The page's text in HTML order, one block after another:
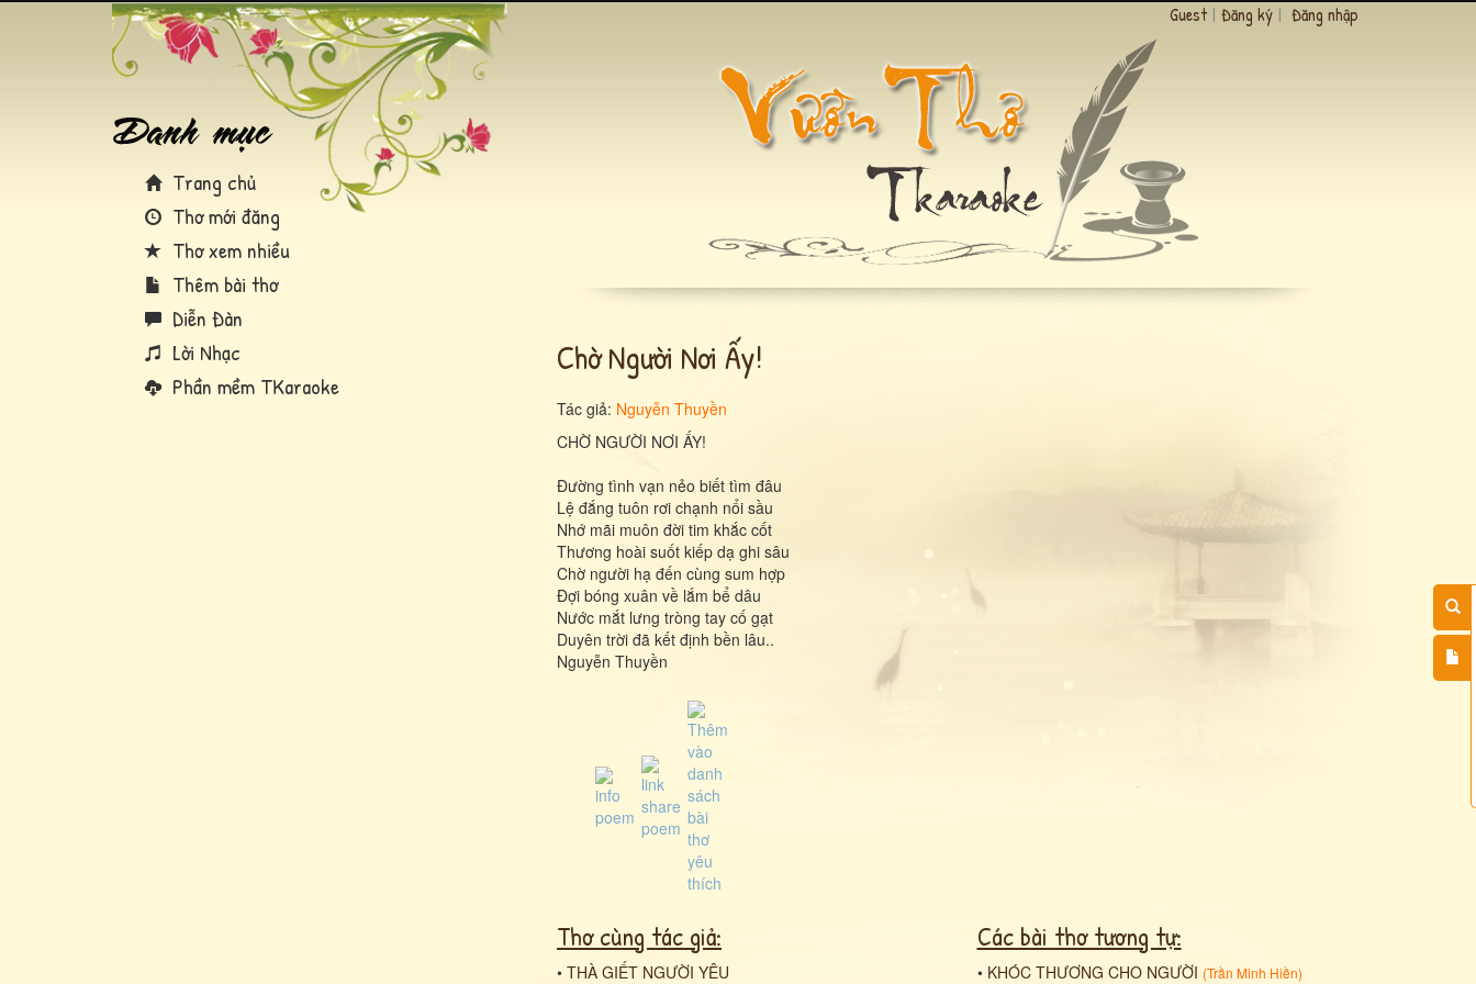
Trang chủ
Thơ mới đăng
Thơ xem nhiều
Thêm bài thơ
Diễn Đàn
Lời Nhạc
Phần mềm TKaraoke
Guest | Đăng ký | Đăng nhập
Chờ Người Nơi Ấy!
Tác giả: Nguyễn Thuyền
CHỜ NGƯỜI NƠI ẤY!
Đường tình vạn nẻo biết tìm đâu
Lệ đắng tuôn rơi chạnh nổi sầu
Nhớ mãi muôn đời tim khắc cốt
Thương hoài suốt kiếp dạ ghi sâu
Chờ người hạ đến cùng sum hợp
Đợi bóng xuân về lắm bể dâu
Nước mắt lưng tròng tay cố gạt
Duyên trời đã kết định bền lâu..
Nguyễn Thuyền
Thơ cùng tác giả:
• THÀ GIẾT NGƯỜI YÊU
Các bài thơ tương tự:
• KHÓC THƯƠNG CHO NGƯỜI (Trần Minh Hiền)